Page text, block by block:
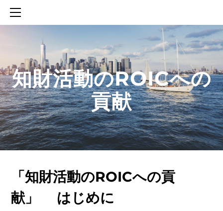
知財活動のROICへの
貢献
「知財活動のROICへの貢
献」 はじめに
SERVICES
CONTACT
BLOG
知財活動のROICへの貢献
生成AIを活用した知財戦略の策定方法
生成AIとの「壁打ち」で、新たな発明を創出する方法